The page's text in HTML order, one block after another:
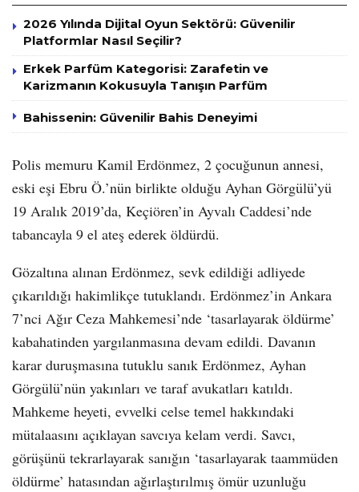
2026 Yılında Dijital Oyun Sektörü: Güvenilir
Platformlar Nasıl Seçilir?
Erkek Parfüm Kategorisi: Zarafetin ve
Karizmanın Kokusuyla Tanışın Parfüm
Bahissenin: Güvenilir Bahis Deneyimi
Polis memuru Kamil Erdönmez, 2 çocuğunun annesi,
eski eşi Ebru Ö.’nün birlikte olduğu Ayhan Görgülü’yü
19 Aralık 2019’da, Keçiören’in Ayvalı Caddesi’nde
tabancayla 9 el ateş ederek öldürdü.
Gözaltına alınan Erdönmez, sevk edildiği adliyede
çıkarıldığı hakimlikçe tutuklandı. Erdönmez’in Ankara
7’nci Ağır Ceza Mahkemesi’nde ‘tasarlayarak öldürme’
kabahatinden yargılanmasına devam edildi. Davanın
karar duruşmasına tutuklu sanık Erdönmez, Ayhan
Görgülü’nün yakınları ve taraf avukatları katıldı.
Mahkeme heyeti, evvelki celse temel hakkındaki
mütalaasını açıklayan savcıya kelam verdi. Savcı,
görüşünü tekrarlayarak sanığın ‘tasarlayarak taammüden
öldürme’ hatasından ağırlaştırılmış ömür uzunluğu